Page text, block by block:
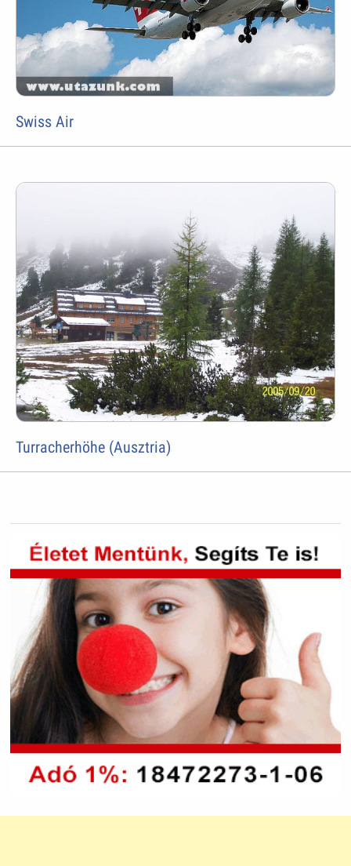
Swiss Air
Turracherhöhe (Ausztria)